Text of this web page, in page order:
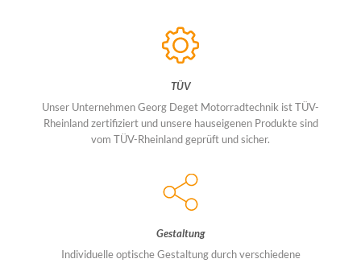
TÜV
Unser Unternehmen Georg Deget Motorradtechnik ist TÜV-
Rheinland zertifiziert und unsere hauseigenen Produkte sind
vom TÜV-Rheinland geprüft und sicher.
Gestaltung
Individuelle optische Gestaltung durch verschiedene